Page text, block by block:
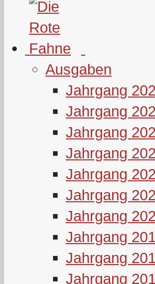
Ausgaben
Jahrgang
Jahrgang
Jahrgang
Jahrgang
Jahrgang
Jahrgang
Jahrgang
Jahrgang
Jahrgang
Jahrgang